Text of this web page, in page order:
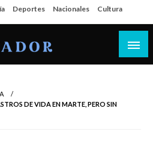
Deportes Nacionales Cultura
DE VIDA EN MARTE, PERO SIN